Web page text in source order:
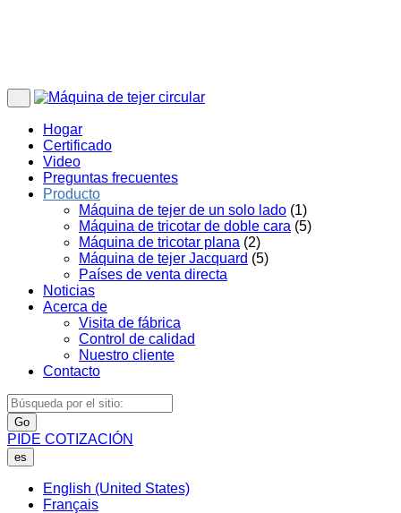
Hogar
Certificado
Video
Preguntas frecuentes
Producto
Máquina de tejer de un solo lado (1)
Máquina de tricotar de doble cara (5)
Máquina de tricotar plana (2)
Máquina de tejer Jacquard (5)
Países de venta directa
Noticias
Acerca de
Visita de fábrica
Control de calidad
Nuestro cliente
Contacto
Go
PIDE COTIZACIÓN
es
English (United States)
Français